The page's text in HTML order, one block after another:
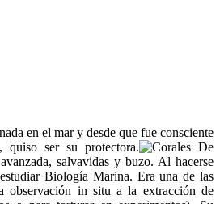
en el mar y desde que fue consciente
ser su protectora.
De
salvavidas y buzo. Al hacerse
Biología Marina. Era una de las
observación in situ a la extracción de